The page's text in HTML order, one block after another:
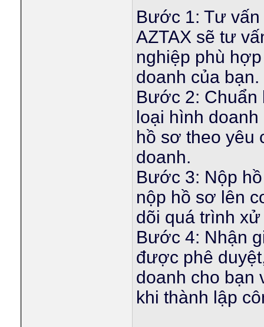
Bước 1: Tư
AZTAX sẽ tư
nghiệp phù
doanh của bạn.
Bước 2: Chuẩn
loại hình
hồ sơ theo yêu
doanh.
Bước 3: Nộp
nộp hồ sơ lên
dõi quá trình
Bước 4: Nhận
được phê
doanh cho bạn
khi thành lập